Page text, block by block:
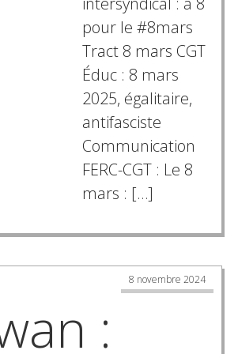
pour le #8mars
Tract 8 mars CGT
Éduc : 8 mars
2025, égalitaire,
antifasciste
Communication
FERC-CGT : Le 8
mars : […]
8 novembre 2024
: